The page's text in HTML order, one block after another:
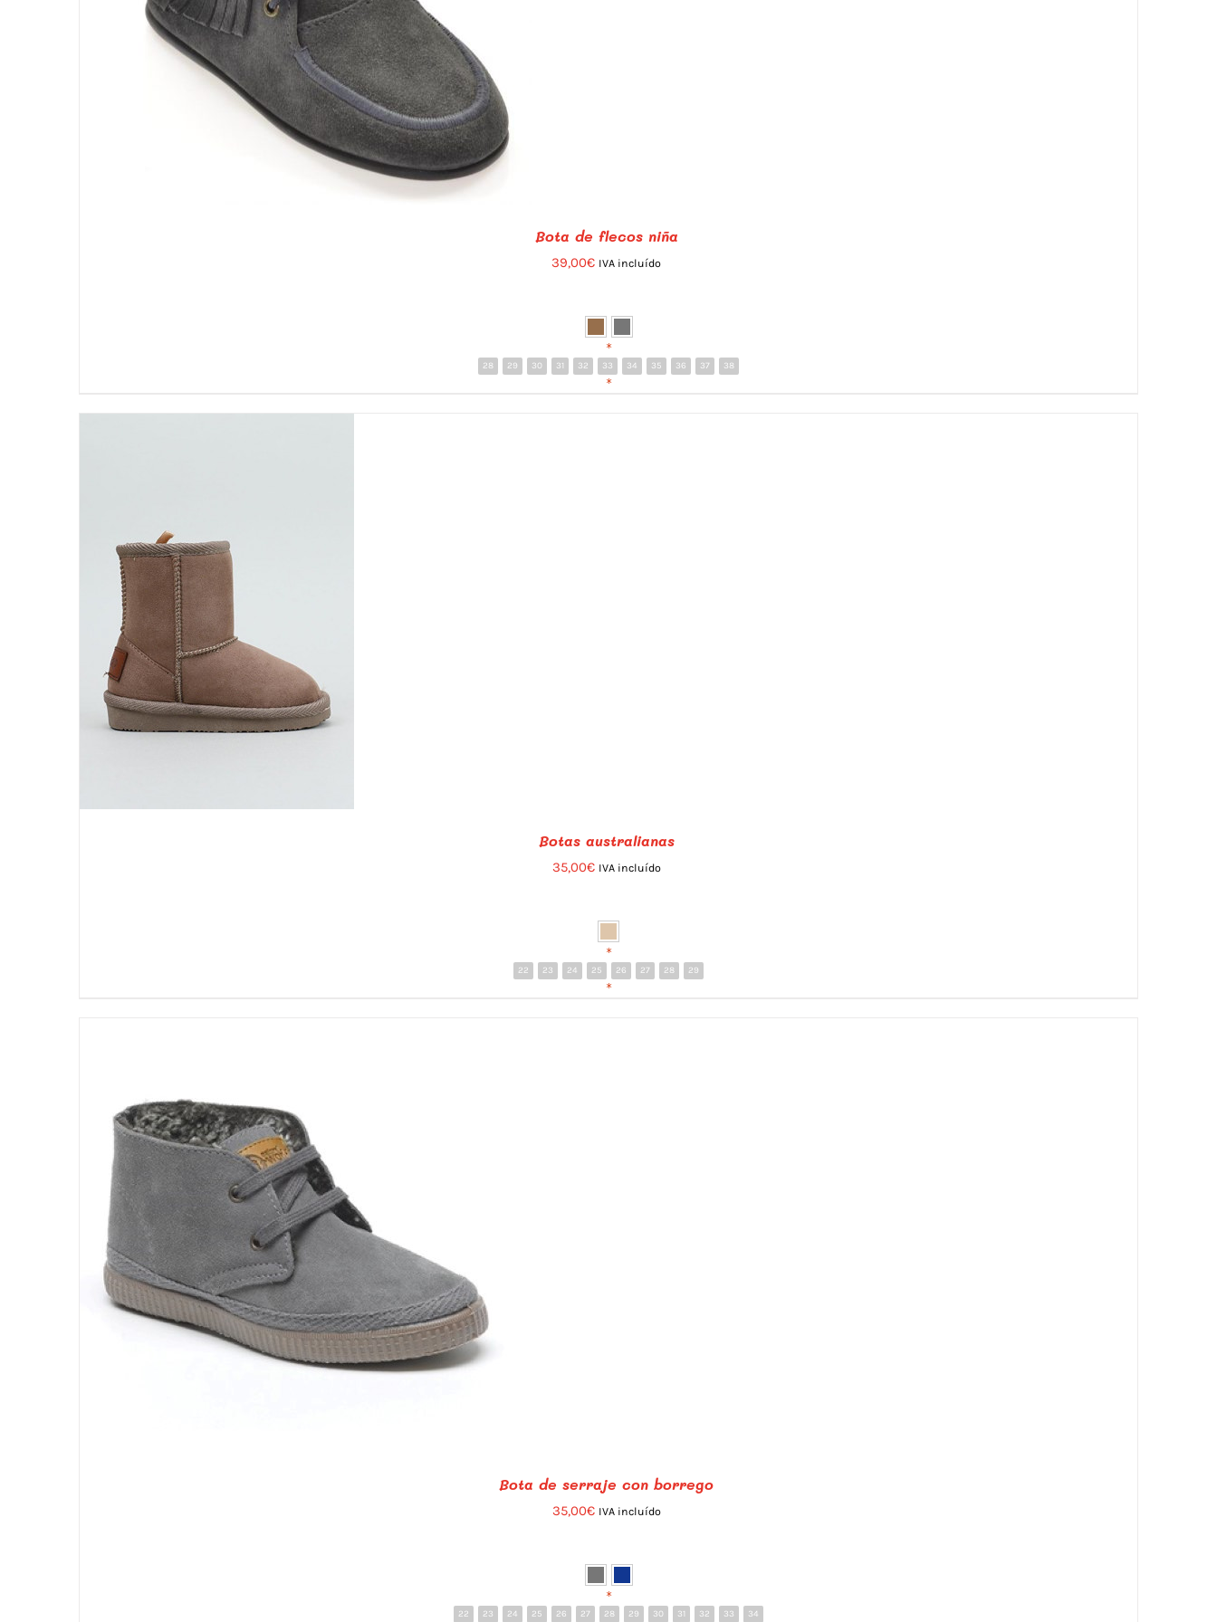
Bota de flecos niña
39,00€ IVA incluído
*
28 29 30 31 32 33 34 35 36 37 38
*
Botas australianas
35,00€ IVA incluído
*
22 23 24 25 26 27 28 29
*
Bota de serraje con borrego
35,00€ IVA incluído
*
22 23 24 25 26 27 28 29 30 31 32 33 34